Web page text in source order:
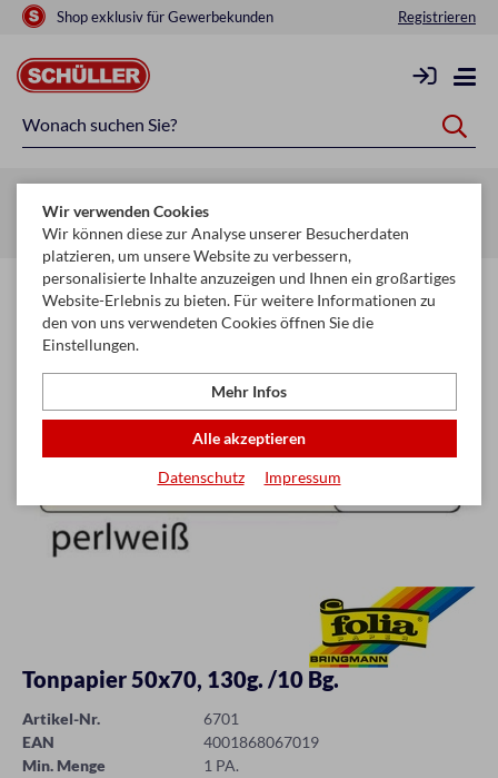
Shop exklusiv für Gewerbekunden Registrieren
Startseite Schule & Büro Papier Fotokarton & Tonpapier
Tonpapier 50x70, 130g. /10 Bg.
Artikel-Nr.
6701
EAN
4001868067019
Min. Menge
1 PA.
Wir verwenden Cookies
Wir können diese zur Analyse unserer Besucherdaten
platzieren, um unsere Website zu verbessern,
personalisierte Inhalte anzuzeigen und Ihnen ein großartiges
Website-Erlebnis zu bieten. Für weitere Informationen zu
den von uns verwendeten Cookies öffnen Sie die
Einstellungen.
Mehr Infos
Alle akzeptieren
Datenschutz Impressum